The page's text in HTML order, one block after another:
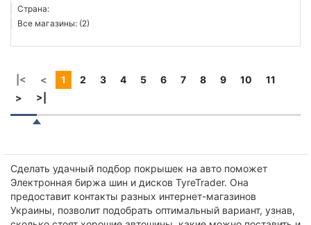
Страна:
Все магазины: (2)
|< < 1 2 3 4 5 6 7 8 9 10
11
>
>|
Сделать удачный подбор покрышек на авто поможет
Электронная биржа шин и дисков TyreTrader. Она
предоставит контакты разных интернет-магазинов
Украины, позволит подобрать оптимальный вариант, узнав,